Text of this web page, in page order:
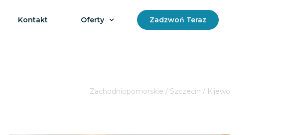
Kontakt Oferty Zadzwoń Teraz
Zachodniopomorskie / Szczecin / Kijewo